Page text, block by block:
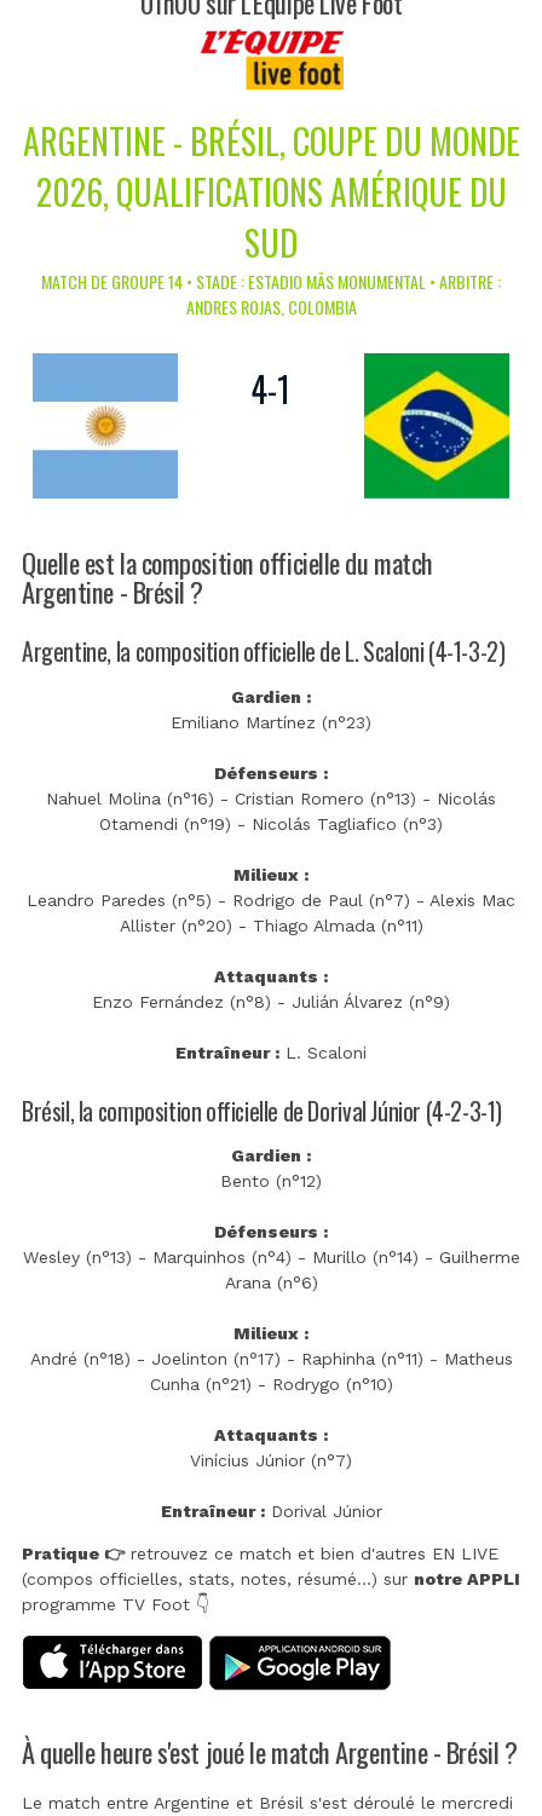
ARGENTINE - BRÉSIL, COUPE DU MONDE
2026, QUALIFICATIONS AMÉRIQUE DU
SUD
MATCH DE GROUPE 14 • STADE : ESTADIO MÂS MONUMENTAL • ARBITRE :
ANDRES ROJAS, COLOMBIA
4-1
Quelle est la composition officielle du match
Argentine - Brésil ?
Argentine, la composition officielle de L. Scaloni (4-1-3-2)
Gardien :
Emiliano Martínez (n°23)
Défenseurs :
Nahuel Molina (n°16) - Cristian Romero (n°13) - Nicolás
Otamendi (n°19) - Nicolás Tagliafico (n°3)
Milieux :
Leandro Paredes (n°5) - Rodrigo de Paul (n°7) - Alexis Mac
Allister (n°20) - Thiago Almada (n°11)
Attaquants :
Enzo Fernández (n°8) - Julián Álvarez (n°9)
Entraîneur : L. Scaloni
Brésil, la composition officielle de Dorival Júnior (4-2-3-1)
Gardien :
Bento (n°12)
Défenseurs :
Wesley (n°13) - Marquinhos (n°4) - Murillo (n°14) - Guilherme
Arana (n°6)
Milieux :
André (n°18) - Joelinton (n°17) - Raphinha (n°11) - Matheus
Cunha (n°21) - Rodrygo (n°10)
Attaquants :
Vinícius Júnior (n°7)
Entraîneur :Dorival Júnior
Pratique 👉retrouvez ce match et bien d'autres EN LIVE
(compos officielles, stats, notes, résumé...) sur notre APPLI
programme TV Foot 👇
À quelle heure s'est joué le match Argentine - Brésil ?
Le match entre Argentine et Brésil s'est déroulé le mercredi